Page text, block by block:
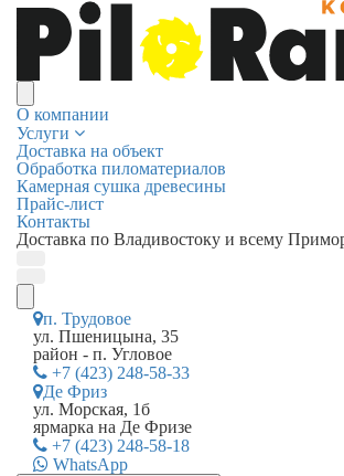
О компании
Услуги
Доставка на объект
Обработка пиломатериалов
Камерная сушка древесины
Прайс-лист
Контакты
Доставка по Владивостоку и всему
п. Трудовое
ул. Пшеницына, 35
район - п. Угловое
+7 (423) 248-58-33
Де Фриз
ул. Морская, 1б
ярмарка на Де Фризе
+7 (423) 248-58-18
WhatsApp